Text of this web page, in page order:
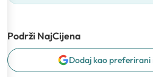
Podrži NajCijena
Dodaj kao preferirani